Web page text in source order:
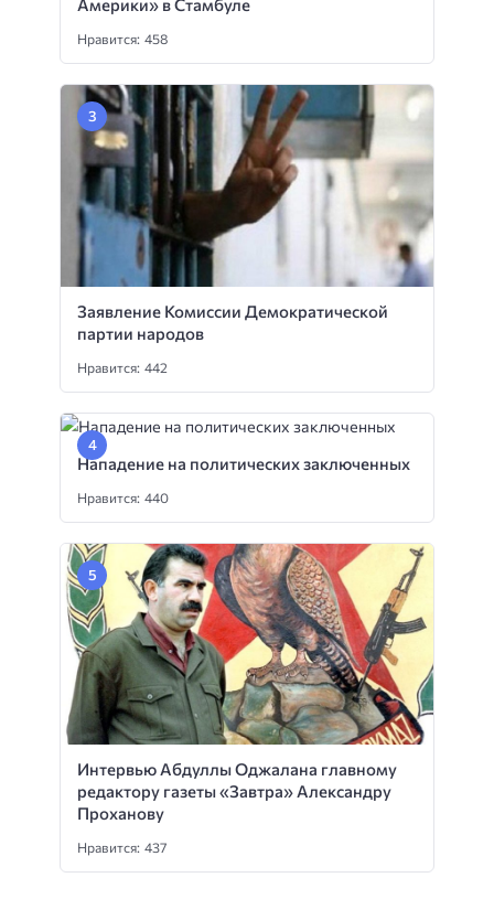
Америки» в Стамбуле
Нравится: 458
Заявление Комиссии Демократической
партии народов
Нравится: 442
Нападение на политических заключенных
Нравится: 440
Интервью Абдуллы Оджалана главному
редактору газеты «Завтра» Александру
Проханову
Нравится: 437